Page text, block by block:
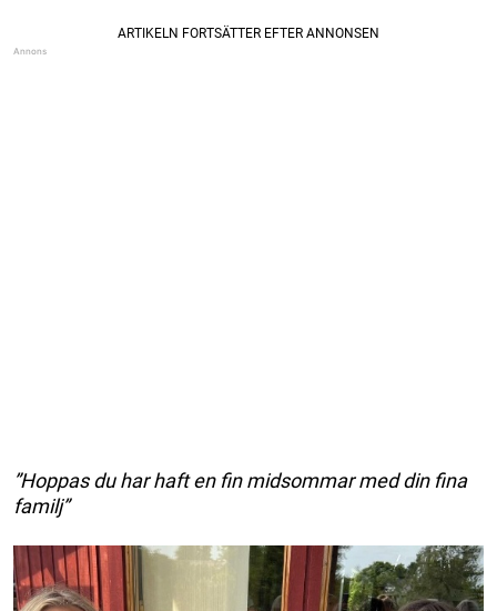
”Hoppas du har haft en fin midsommar med din fina
familj”